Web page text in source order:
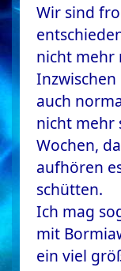
Wir sind
nicht mehr
auch
nicht mehr
Wochen,
aufhören
schütten.
Ich mag
mit
ein viel